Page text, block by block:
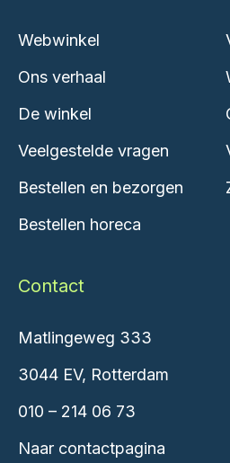
Webwinkel
Ons verhaal
De winkel
Veelgestelde vragen
Bestellen en bezorgen
Bestellen horeca
Contact
Matlingeweg 333
3044 EV, Rotterdam
010 – 214 06 73
Naar contactpagina